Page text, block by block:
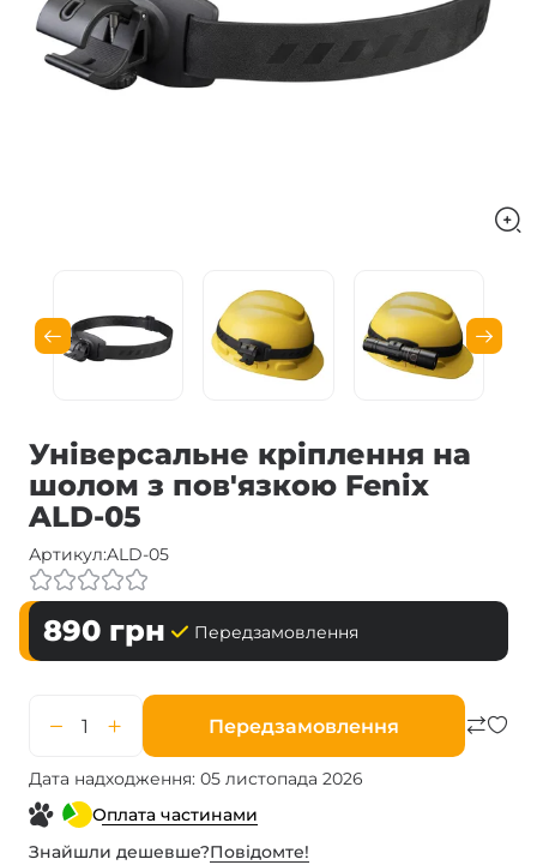
Універсальне кріплення на
шолом з пов'язкою Fenix
ALD-05
Артикул:ALD-05
890 грн Передзамовлення
Передзамовлення
Дата надходження: 05 листопада 2026
Оплата частинами
Знайшли дешевше?Повiдомте!